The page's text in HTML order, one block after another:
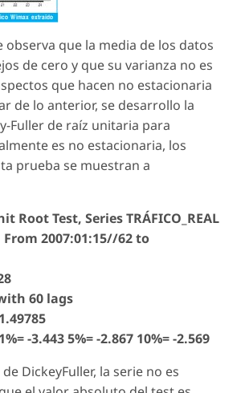
observa que la media de los datos
de cero y que su varianza no es
que hacen no estacionaria
de lo anterior, se desarrollo la
Fuller de raíz unitaria para
es no estacionaria, los
prueba se muestran a
Root Test, Series TRÁFICO_REAL
2007:01:15//62 to
60 lags
-3.443 5%= -2.867 10%= -2.569
Dickey­Fuller, la serie no es